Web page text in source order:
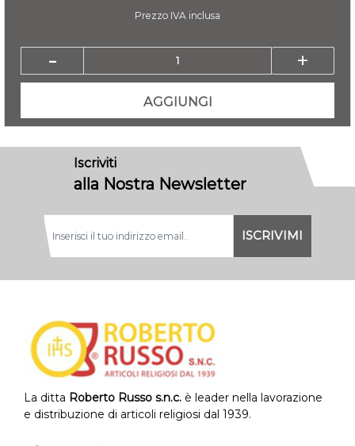
Prezzo IVA inclusa
AGGIUNGI
Iscriviti
alla Nostra Newsletter
La ditta Roberto Russo s.n.c. è leader nella lavorazione
e distribuzione di articoli religiosi dal 1939.